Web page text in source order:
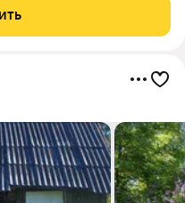
расположены: Летний